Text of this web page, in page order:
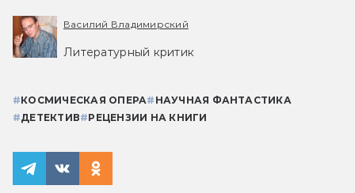
Василий Владимирский
Литературный критик
#КОСМИЧЕСКАЯ ОПЕРА# НАУЧНАЯ ФАНТАСТИКА
#ДЕТЕКТИВ#РЕЦЕНЗИИ НА КНИГИ